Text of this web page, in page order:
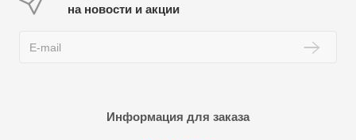
на новости и акции
Информация для заказа